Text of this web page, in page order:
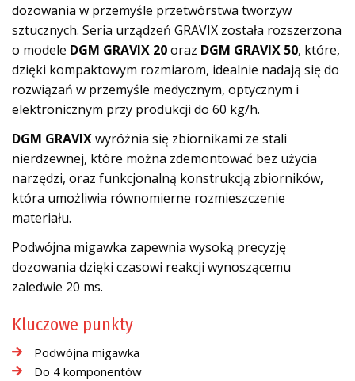
dozowania w przemyśle przetwórstwa tworzyw
sztucznych. Seria urządzeń GRAVIX została rozszerzona
o modele DGM GRAVIX 20oraz DGM GRAVIX 50, które,
dzięki kompaktowym rozmiarom, idealnie nadają się do
rozwiązań w przemyśle medycznym, optycznym i
elektronicznym przy produkcji do 60 kg/h.
DGM GRAVIXwyróżnia się zbiornikami ze stali
nierdzewnej, które można zdemontować bez użycia
narzędzi, oraz funkcjonalną konstrukcją zbiorników,
która umożliwia równomierne rozmieszczenie
materiału.
Podwójna migawka zapewnia wysoką precyzję
dozowania dzięki czasowi reakcji wynoszącemu
zaledwie 20 ms.
Kluczowe punkty
Podwójna migawka
Do 4 komponentów